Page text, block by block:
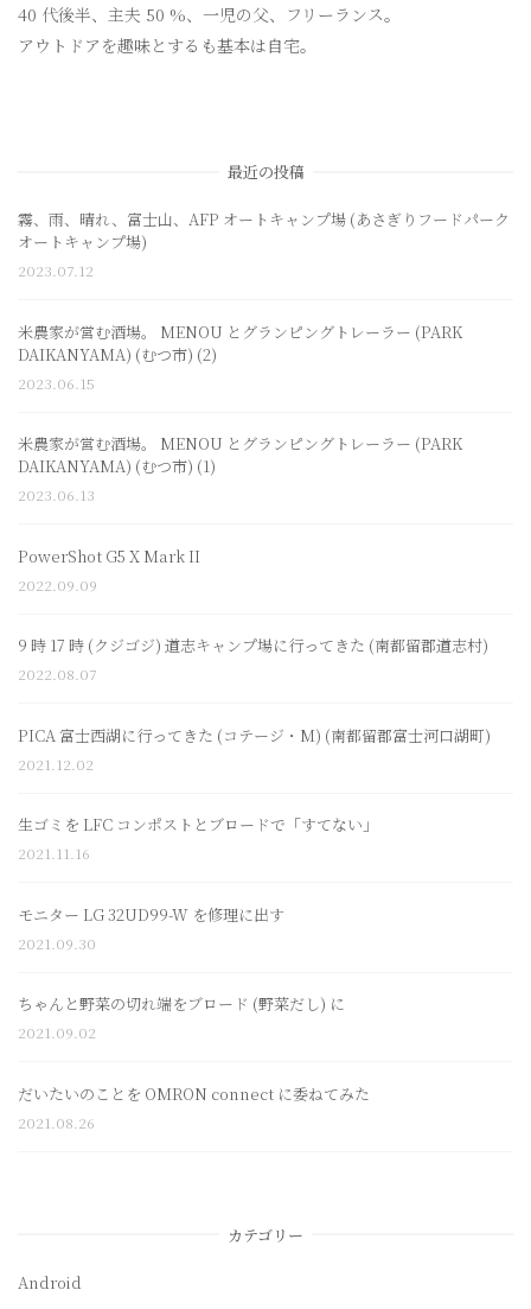
40 代後半、主夫 50 %、一児の父、フリーランス。
アウトドアを趣味とするも基本は自宅。
最近の投稿
霧、雨、晴れ、富士山、AFP オートキャンプ場 (あさぎりフードパーク
オートキャンプ場)
2023.07.12
米農家が営む酒場。 MENOU とグランピングトレーラー (PARK
DAIKANYAMA) (むつ市) (2)
2023.06.15
米農家が営む酒場。 MENOU とグランピングトレーラー (PARK
DAIKANYAMA) (むつ市) (1)
2023.06.13
PowerShot G5 X Mark II
2022.09.09
9 時 17 時 (クジゴジ) 道志キャンプ場に行ってきた (南都留郡道志村)
2022.08.07
PICA 富士西湖に行ってきた (コテージ・M) (南都留郡富士河口湖町)
2021.12.02
生ゴミを LFC コンポストとブロードで「すてない」
2021.11.16
モニター LG 32UD99-W を修理に出す
2021.09.30
ちゃんと野菜の切れ端をブロード (野菜だし) に
2021.09.02
だいたいのことを OMRON connect に委ねてみた
2021.08.26
カテゴリー
Android